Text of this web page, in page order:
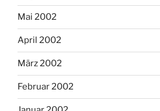
Mai 2002
April 2002
März 2002
Februar 2002